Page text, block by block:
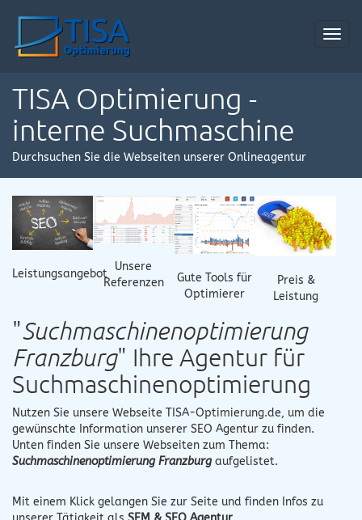
TISA Optimierung -
interne Suchmaschine
Durchsuchen Sie die Webseiten unserer Onlineagentur
Leistungsangebot
Unsere
Referenzen
Gute Tools für
Optimierer
Preis &
Leistung
"Suchmaschinenoptimierung
Franzburg" Ihre Agentur für
Suchmaschinenoptimierung
Nutzen Sie unsere Webseite TISA-Optimierung.de, um die
gewünschte Information unserer SEO Agentur zu finden.
Unten finden Sie unsere Webseiten zum Thema:
Suchmaschinenoptimierung Franzburgaufgelistet.
Mit einem Klick gelangen Sie zur Seite und finden Infos zu